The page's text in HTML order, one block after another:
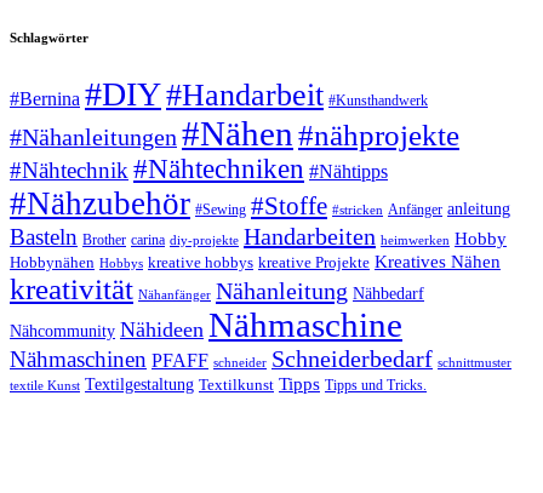
Schlagwörter
#Bernina #DIY#Handarbeit #Kunsthandwerk
#Nähanleitungen #Nähen #nähprojekte
#Nähtechnik #Nähtechniken #Nähtipps
#Nähzubehör #Sewing #Stoffe #stricken Anfänger anleitung
Basteln Brother carina diy-projekte Handarbeiten heimwerken Hobby
Hobbynähen Hobbys kreative hobbys kreative Projekte Kreatives Nähen
kreativität Nähanfänger Nähanleitung Nähbedarf
Nähcommunity Nähideen Nähmaschine
Nähmaschinen PFAFF schneider Schneiderbedarf schnittmuster
textile Kunst Textilgestaltung Textilkunst Tipps Tipps und Tricks.